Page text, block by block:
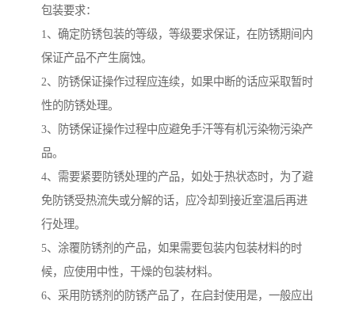
包装要求：
1、确定防锈包装的等级，等级要求保证，在防锈期间内
保证产品不产生腐蚀。
2、防锈保证操作过程应连续，如果中断的话应采取暂时
性的防锈处理。
3、防锈保证操作过程中应避免手汗等有机污染物污染产
品。
4、需要紧要防锈处理的产品，如处于热状态时，为了避
免防锈受热流失或分解的话，应冷却到接近室温后再进
行处理。
5、涂覆防锈剂的产品，如果需要包装内包装材料的时
候，应使用中性，干燥的包装材料。
6、采用防锈剂的防锈产品了，在启封使用是，一般应出